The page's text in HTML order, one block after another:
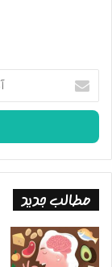
آدرس
ایمیل
خود
وارد
کنید
مطالب جدید